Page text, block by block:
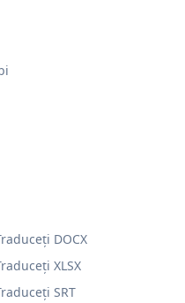
DOCX
XLSX
SRT